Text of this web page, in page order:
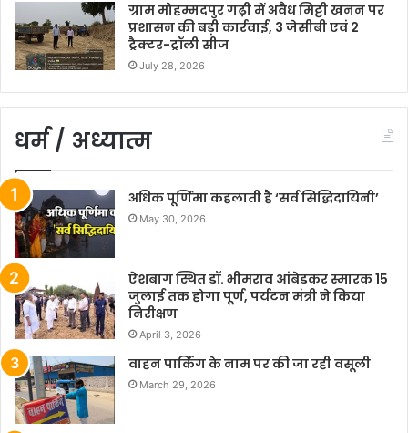
ग्राम मोहम्मदपुर गढ़ी में अवैध मिट्टी खनन पर
प्रशासन की बड़ी कार्रवाई, 3 जेसीबी एवं 2
ट्रैक्टर-ट्रॉली सीज
July 28, 2026
धर्म / अध्यात्म
अधिक पूर्णिमा कहलाती है ‘सर्व सिद्धिदायिनी’
May 30, 2026
ऐशबाग स्थित डॉ. भीमराव आंबेडकर स्मारक 15
जुलाई तक होगा पूर्ण, पर्यटन मंत्री ने किया
निरीक्षण
April 3, 2026
वाहन पार्किंग के नाम पर की जा रही वसूली
March 29, 2026